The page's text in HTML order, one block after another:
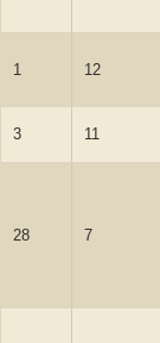
1 12
3 11
28 7